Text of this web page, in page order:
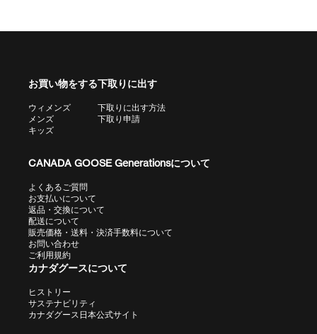
お買い物をする
ウィメンズ
メンズ
キッズ
下取りに出す
下取りに出す方法
下取り申請
CANADA GOOSE Generationsについて
よくあるご質問
お支払いについて
返品・交換について
配送について
販売価格・送料・決済手数料について
お問い合わせ
ご利用規約
カナダグースについて
ヒストリー
サステナビリティ
カナダグース日本公式サイト